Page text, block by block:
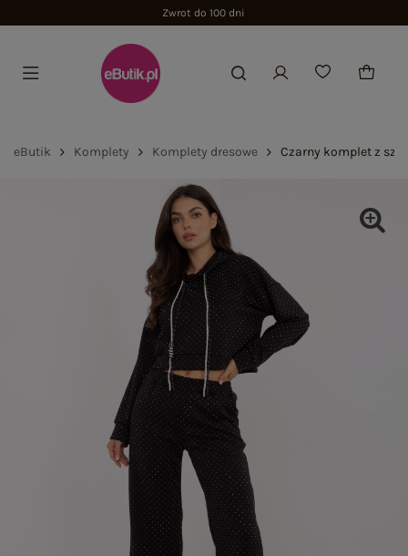
Zwrot do 100 dni
eButik Komplety Komplety dresowe Czarny komplet z